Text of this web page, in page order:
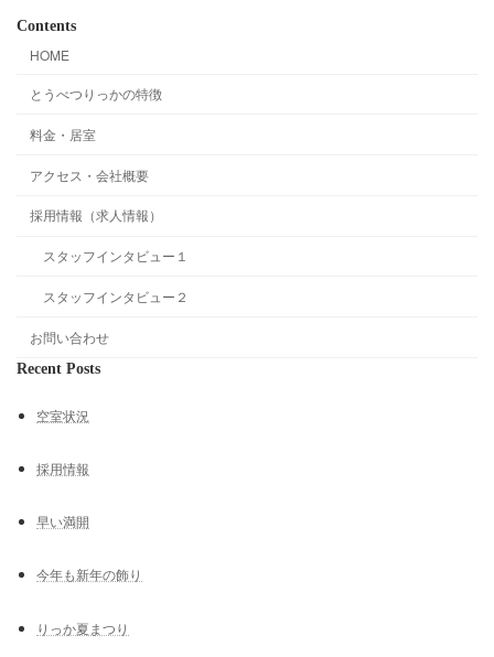
Contents
HOME
とうべつりっかの特徴
料金・居室
アクセス・会社概要
採用情報（求人情報）
スタッフインタビュー１
スタッフインタビュー２
お問い合わせ
Recent Posts
空室状況
採用情報
早い満開
今年も新年の飾り
りっか夏まつり